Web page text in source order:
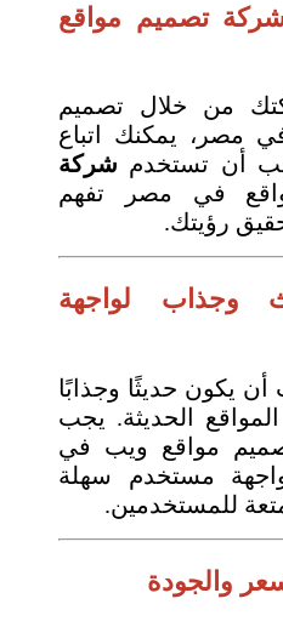
شركة تصميم مواقع
من خلال تصميم
مصر، يمكنك اتباع
أن تستخدم شركة
في مصر تفهم
رؤيتك.
وجذاب لواجهة
يكون حديثًا وجذابًا
الحديثة. يجب
مواقع ويب في
مستخدم سهلة
للمستخدمين.
والجودة